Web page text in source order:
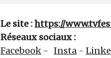
Le site :https://
Réseaux sociaux :
Facebook - Insta -